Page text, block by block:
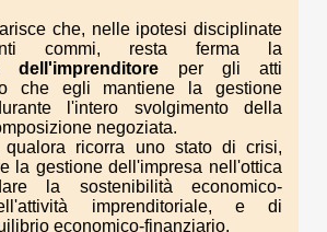
che, nelle ipotesi disciplinate
commi, resta ferma la
dell'imprenditore per gli atti
che egli mantiene la gestione
l'intero svolgimento della
negoziata.
qualora ricorra uno stato di crisi,
la gestione dell'impresa nell'ottica
la sostenibilità economico-
imprenditoriale, e di
economico-finanziario.